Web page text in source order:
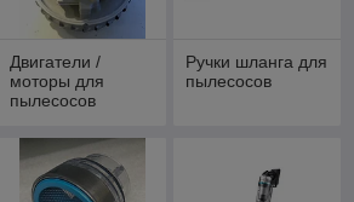
Двигатели /
моторы для
пылесосов
Ручки шланга для
пылесосов